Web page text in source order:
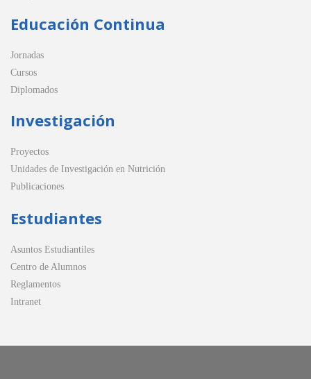
Educación Continua
Jornadas
Cursos
Diplomados
Investigación
Proyectos
Unidades de Investigación en Nutrición
Publicaciones
Estudiantes
Asuntos Estudiantiles
Centro de Alumnos
Reglamentos
Intranet